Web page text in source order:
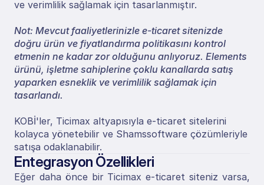
ve verimlilik sağlamak için tasarlanmıştır.
Not: Mevcut faaliyetlerinizle e-ticaret sitenizde
doğru ürün ve fiyatlandırma politikasını kontrol
etmenin ne kadar zor olduğunu anlıyoruz. Elements
ürünü, işletme sahiplerine çoklu kanallarda satış
yaparken esneklik ve verimlilik sağlamak için
tasarlandı.
KOBİ'ler, Ticimax altyapısıyla e-ticaret sitelerini
kolayca yönetebilir ve Shamssoftware çözümleriyle
satışa odaklanabilir.
Entegrasyon Özellikleri
Eğer daha önce bir Ticimax e-ticaret siteniz varsa,